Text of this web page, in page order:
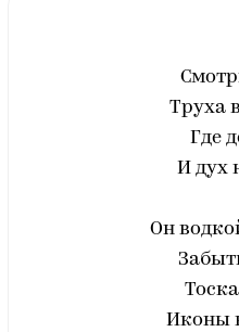
Труха
Где
И дух
Он
Иконы